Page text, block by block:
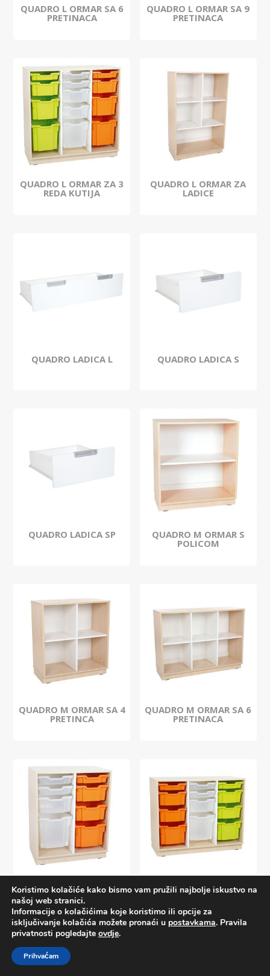
QUADRO L ORMAR SA 6
PRETINACA
QUADRO L ORMAR SA 9
PRETINACA
QUADRO L ORMAR ZA 3
REDA KUTIJA
QUADRO L ORMAR ZA
LADICE
QUADRO LADICA L QUADRO LADICA S
QUADRO LADICA SP QUADRO M ORMAR S
POLICOM
QUADRO M ORMAR SA 4
PRETINCA
QUADRO M ORMAR SA 6
PRETINACA
QUADRO M ORMAR ZA 2
REDA KUTIJA
QUADRO M ORMAR ZA 3
REDA KUTIJA
Koristimo kolačiće kako bismo vam pružili najbolje iskustvo na
našoj web stranici.
Informacije o kolačićima koje koristimo ili opcije za
isključivanje kolačića možete pronaći u postavkama. Pravila
privatnosti pogledajte ovdje.
Prihvaćam